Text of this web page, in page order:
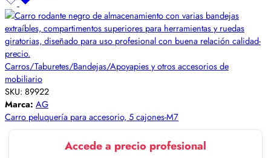
Carros/Taburetes/Bandejas/Apoyapies y otros accesorios de
mobiliario
SKU: 89922
Marca: AG
Carro peluquería para accesorio, 5 cajones-M7
Accede a precio profesional